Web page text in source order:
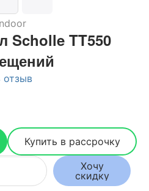
Scholle TT550
отзыв
Купить в рассрочку
Хочу
скидку